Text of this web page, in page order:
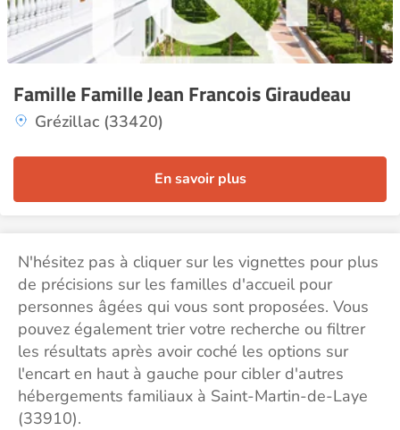
Famille Famille Jean Francois Giraudeau
Grézillac (33420)
En savoir plus
N'hésitez pas à cliquer sur les vignettes pour plus
de précisions sur les familles d'accueil pour
personnes âgées qui vous sont proposées. Vous
pouvez également trier votre recherche ou filtrer
les résultats après avoir coché les options sur
l'encart en haut à gauche pour cibler d'autres
hébergements familiaux à Saint-Martin-de-Laye
(33910).